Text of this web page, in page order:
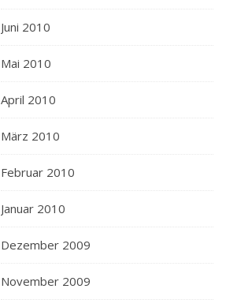
Juni 2010
Mai 2010
April 2010
März 2010
Februar 2010
Januar 2010
Dezember 2009
November 2009